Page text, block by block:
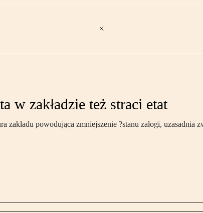
w zakładzie też straci etat
powodująca zmniejszenie ?stanu załogi, uzasadnia